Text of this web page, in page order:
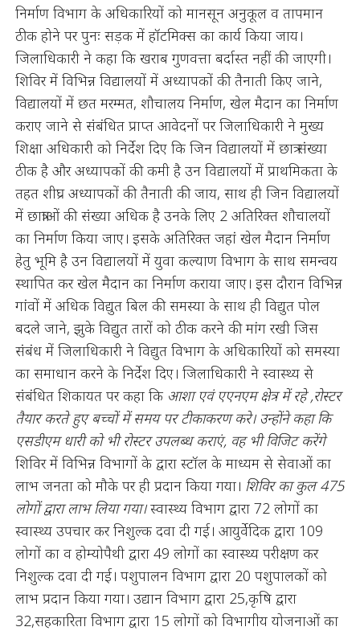
निर्माण विभाग के अधिकारियों को मानसून अनुकूल व तापमान
ठीक होने पर पुनः सड़क में हॉटमिक्स का कार्य किया जाय।
जिलाधिकारी ने कहा कि खराब गुणवत्ता बर्दास्त नहीं की जाएगी।
शिविर में विभिन्न विद्यालयों में अध्यापकों की तैनाती किए जाने,
विद्यालयों में छत मरम्मत, शौचालय निर्माण, खेल मैदान का निर्माण
कराए जाने से संबंधित प्राप्त आवेदनों पर जिलाधिकारी ने मुख्य
शिक्षा अधिकारी को निर्देश दिए कि जिन विद्यालयों में छात्र संख्या
ठीक है और अध्यापकों की कमी है उन विद्यालयों में प्राथमिकता के
तहत शीघ्र अध्यापकों की तैनाती की जाय, साथ ही जिन विद्यालयों
में छात्राओं की संख्या अधिक है उनके लिए 2 अतिरिक्त शौचालयों
का निर्माण किया जाए। इसके अतिरिक्त जहां खेल मैदान निर्माण
हेतु भूमि है उन विद्यालयों में युवा कल्याण विभाग के साथ समन्वय
स्थापित कर खेल मैदान का निर्माण कराया जाए। इस दौरान विभिन्न
गांवों में अधिक विद्युत बिल की समस्या के साथ ही विद्युत पोल
बदले जाने, झुके विद्युत तारों को ठीक करने की मांग रखी जिस
संबंध में जिलाधिकारी ने विद्युत विभाग के अधिकारियों को समस्या
का समाधान करने के निर्देश दिए। जिलाधिकारी ने स्वास्थ्य से
संबंधित शिकायत पर कहा कि आशा एवं एएनएम क्षेत्र में रहे ,रोस्टर
तैयार करते हुए बच्चों में समय पर टीकाकरण करे। उन्होंने कहा कि
एसडीएम धारी को भी रोस्टर उपलब्ध कराएं, वह भी विजिट करेंगे
शिविर में विभिन्न विभागों के द्वारा स्टॉल के माध्यम से सेवाओं का
लाभ जनता को मौके पर ही प्रदान किया गया। शिविर का कुल 475
लोगों द्वारा लाभ लिया गया।स्वास्थ्य विभाग द्वारा 72 लोगों का
स्वास्थ्य उपचार कर निशुल्क दवा दी गई। आयुर्वेदिक द्वारा 109
लोगों का व होम्योपैथी द्वारा 49 लोगों का स्वास्थ्य परीक्षण कर
निशुल्क दवा दी गई। पशुपालन विभाग द्वारा 20 पशुपालकों को
लाभ प्रदान किया गया। उद्यान विभाग द्वारा 25,कृषि द्वारा
32,सहकारिता विभाग द्वारा 15 लोगों को विभागीय योजनाओं का